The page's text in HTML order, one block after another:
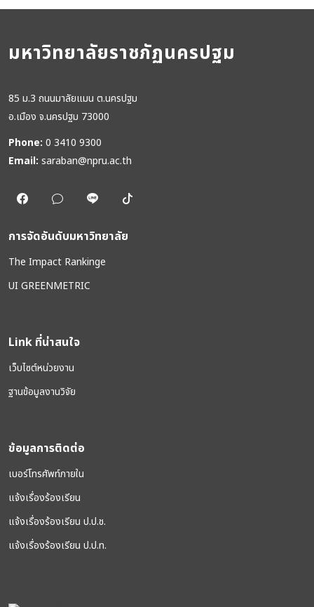
มหาวิทยาลัยราชภัฏนครปฐม
85 ม.3 ถนนมาลัยแมน ต.นครปฐม
อ.เมือง จ.นครปฐม 73000
Phone: 0 3410 9300
Email: saraban@npru.ac.th
การจัดอันดับมหาวิทยาลัย
The Impact Rankinge
UI GREENMETRIC
Link ที่น่าสนใจ
เว็บไซต์หน่วยงาน
ฐานข้อมูลงานวิจัย
ข้อมูลการติดต่อ
เบอร์โทรศัพท์ภายใน
แจ้งเรื่องร้องเรียน
แจ้งเรื่องร้องเรียน ป.ป.ช.
แจ้งเรื่องร้องเรียน ป.ป.ท.